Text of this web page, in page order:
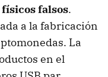
falsos.
a la fabricación
La
en el